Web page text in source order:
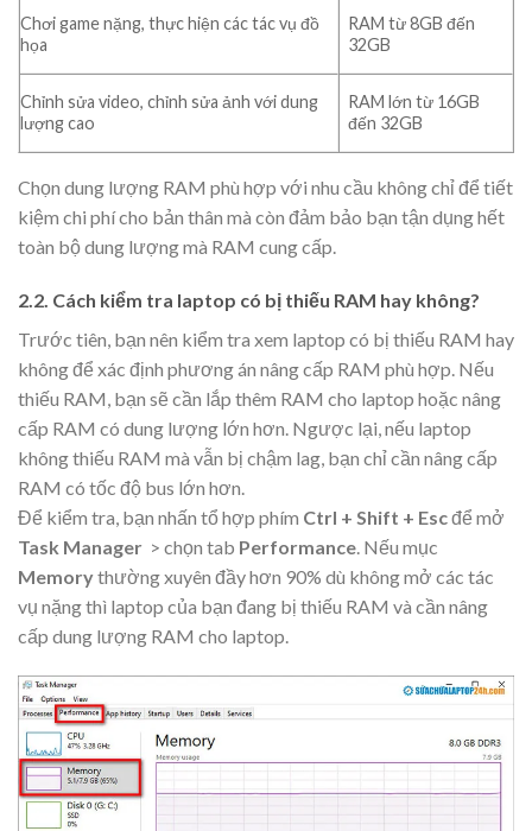
Chơi game nặng, thực hiện các tác vụ đồ
họa
RAM từ 8GB đến
32GB
Chỉnh sửa video, chỉnh sửa ảnh với dung
lượng cao
RAM lớn từ 16GB
đến 32GB
Chọn dung lượng RAM phù hợp với nhu cầu không chỉ để tiết
kiệm chi phí cho bản thân mà còn đảm bảo bạn tận dụng hết
toàn bộ dung lượng mà RAM cung cấp.
2.2. Cách kiểm tra laptop có bị thiếu RAM hay không?
Trước tiên, bạn nên kiểm tra xem laptop có bị thiếu RAM hay
không để xác định phương án nâng cấp RAM phù hợp. Nếu
thiếu RAM, bạn sẽ cần lắp thêm RAM cho laptop hoặc nâng
cấp RAM có dung lượng lớn hơn. Ngược lại, nếu laptop
không thiếu RAM mà vẫn bị chậm lag, bạn chỉ cần nâng cấp
RAM có tốc độ bus lớn hơn.
Để kiểm tra, bạn nhấn tổ hợp phím Ctrl + Shift + Escđể mở
Task Manager > chọn tab Performance. Nếu mục
Memorythường xuyên đầy hơn 90% dù không mở các tác
vụ nặng thì laptop của bạn đang bị thiếu RAM và cần nâng
cấp dung lượng RAM cho laptop.